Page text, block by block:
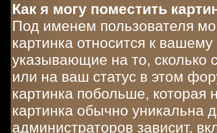
Как я могу поместить
Под именем пользователя
картинка относится к
указывающие на то,
или на ваш статус в этом
картинка побольше, которая
картинка обычно уникальна
администраторов зависит,